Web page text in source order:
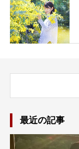
最近の記事